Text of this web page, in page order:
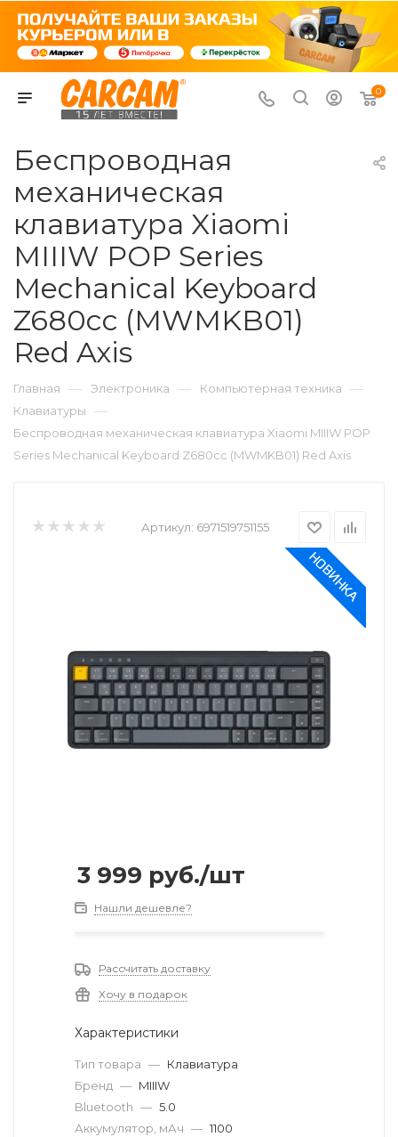
0
Беспроводная
механическая
клавиатура Xiaomi
MIIIW POP Series
Mechanical Keyboard
Z680cc (MWMKB01)
Red Axis
Главная — Электроника — Компьютерная техника —
Клавиатуры —
Беспроводная механическая клавиатура Xiaomi MIIIW POP
Series Mechanical Keyboard Z680cc (MWMKB01) Red Axis
Артикул: 6971519751155
3 999 руб./шт
Нашли дешевле?
Рассчитать доставку
Хочу в подарок
Характеристики
Тип товара — Клавиатура
Бренд — MIIIW
Bluetooth — 5.0
Аккумулятор, мАч — 1100